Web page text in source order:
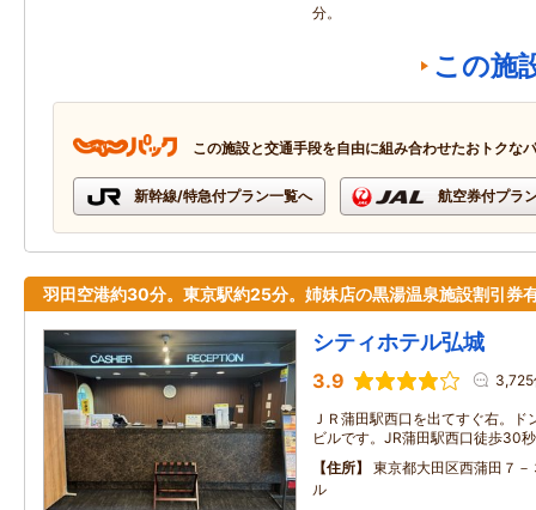
分。
この施
この施設と交通手段を自由に組み合わせたおトクな
新幹線/特急付プラン一覧へ 航空券付プラ
羽田空港約30分。東京駅約25分。姉妹店の黒湯温泉施設割引券
シティホテル弘城
3.9
ＪＲ蒲田駅西口を出てすぐ右。
ビルです。JR蒲田駅西口徒歩30
住所
東京都大田区西蒲田７
ル